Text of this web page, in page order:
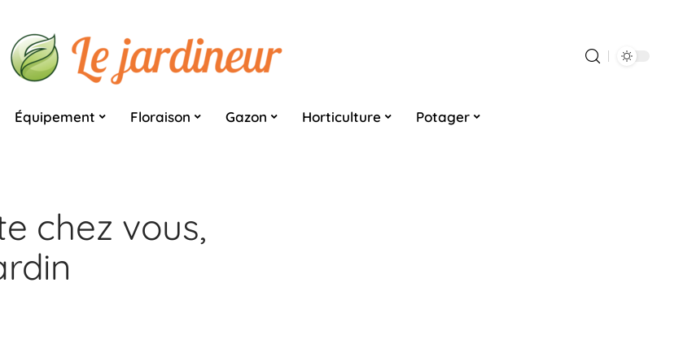
Équipement Floraison Gazon Horticulture Potager
chez vous,